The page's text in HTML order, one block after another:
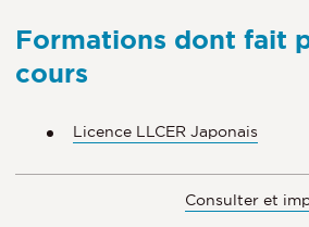
Formations dont fait
cours
Licence LLCER Japonais
Consulter et